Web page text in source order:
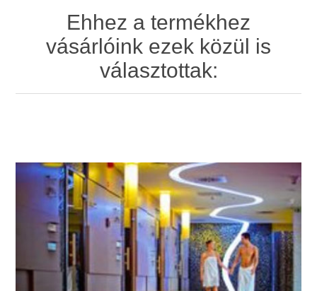
Ehhez a termékhez
vásárlóink ezek közül is
választottak: